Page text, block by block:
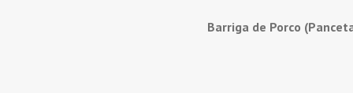
Barriga de Porco